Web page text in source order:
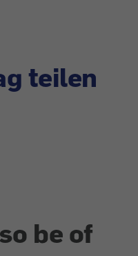
teilen
be of